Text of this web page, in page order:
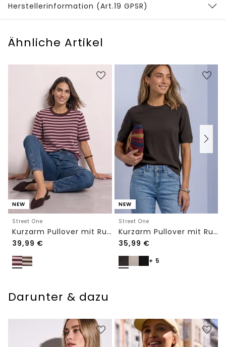
Herstellerinformation (Art.19 GPSR)
Ähnliche Artikel
NEW
Street One
Kurzarm Pullover mit Rundhals und Streifen
39,99 €
NEW
Street One
Kurzarm Pullover mit Rundhals in Unifarbe
35,99 €
+ 5
Darunter & dazu